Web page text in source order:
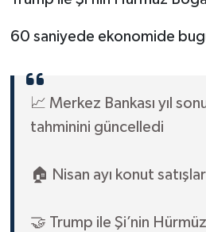
60 saniyede ekonomide
📈 Merkez Bankası yıl
tahminini güncelledi
🏠 Nisan ayı konut
🤝 Trump ile Şi’nin